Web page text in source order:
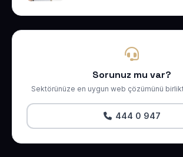
Sorunuz mu var?
Sektörünüze en uygun web çözümünü
444 0 947